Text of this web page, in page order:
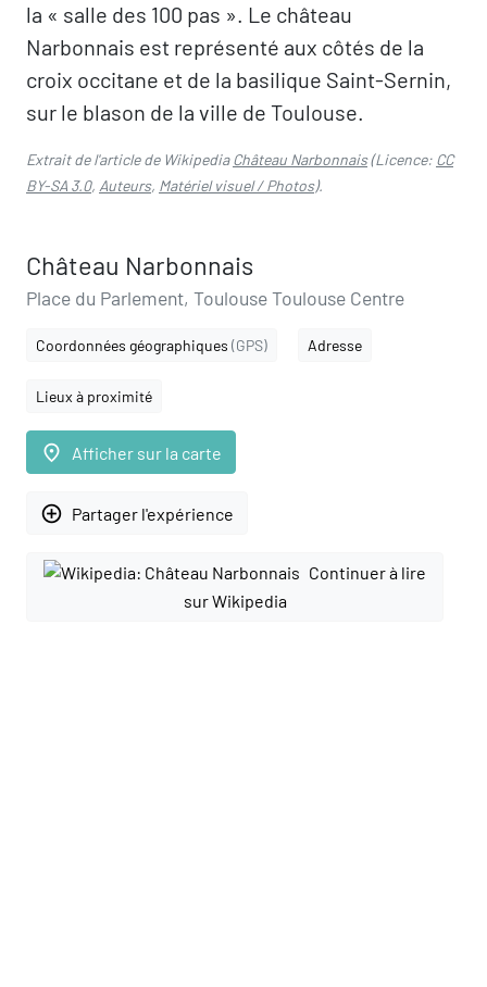
la « salle des 100 pas ». Le château
Narbonnais est représenté aux côtés de la
croix occitane et de la basilique Saint-Sernin,
sur le blason de la ville de Toulouse.
Extrait de l'article de WikipediaChâteau Narbonnais(Licence: CC
BY-SA 3.0, Auteurs, Matériel visuel / Photos).
Château Narbonnais
Place du Parlement, Toulouse Toulouse Centre
Coordonnées géographiques (GPS) Adresse
Lieux à proximité
place Afficher sur la carte
add_circle_outline Partager l'expérience
Continuer à lire
sur Wikipedia